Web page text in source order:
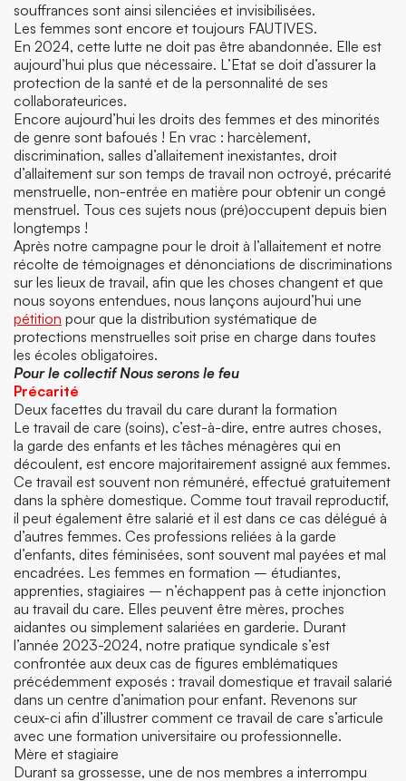
souffrances sont ainsi silenciées et invisibilisées.
Les femmes sont encore et toujours FAUTIVES.
En 2024, cette lutte ne doit pas être abandonnée. Elle est
aujourd’hui plus que nécessaire. L’Etat se doit d’assurer la
protection de la santé et de la personnalité de ses
collaborateurices.
Encore aujourd’hui les droits des femmes et des minorités
de genre sont bafoués ! En vrac : harcèlement,
discrimination, salles d’allaitement inexistantes, droit
d’allaitement sur son temps de travail non octroyé, précarité
menstruelle, non-entrée en matière pour obtenir un congé
menstruel. Tous ces sujets nous (pré)occupent depuis bien
longtemps !
Après notre campagne pour le droit à l’allaitement et notre
récolte de témoignages et dénonciations de discriminations
sur les lieux de travail, afin que les choses changent et que
nous soyons entendues, nous lançons aujourd’hui une
pétition pour que la distribution systématique de
protections menstruelles soit prise en charge dans toutes
les écoles obligatoires.
Pour le collectif Nous serons le feu
Précarité
Deux facettes du travail du care durant la formation
Le travail de care (soins), c’est-à-dire, entre autres choses,
la garde des enfants et les tâches ménagères qui en
découlent, est encore majoritairement assigné aux femmes.
Ce travail est souvent non rémunéré, effectué gratuitement
dans la sphère domestique. Comme tout travail reproductif,
il peut également être salarié et il est dans ce cas délégué à
d’autres femmes. Ces professions reliées à la garde
d’enfants, dites féminisées, sont souvent mal payées et mal
encadrées. Les femmes en formation – étudiantes,
apprenties, stagiaires – n’échappent pas à cette injonction
au travail du care. Elles peuvent être mères, proches
aidantes ou simplement salariées en garderie. Durant
l’année 2023-2024, notre pratique syndicale s’est
confrontée aux deux cas de figures emblématiques
précédemment exposés : travail domestique et travail salarié
dans un centre d’animation pour enfant. Revenons sur
ceux-ci afin d’illustrer comment ce travail de care s’articule
avec une formation universitaire ou professionnelle.
Mère et stagiaire
Durant sa grossesse, une de nos membres a interrompu